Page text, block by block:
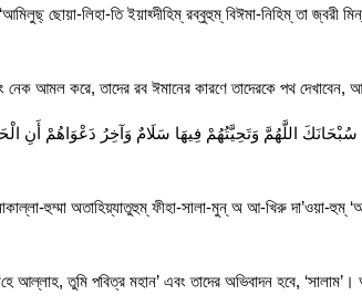
ছোয়া-লিহা-তি ইয়াহ্দীহিম্ রব্বুহুম্ বিঈমা-নিহিম্ তা জ্বরী
নেক আমল করে, তাদের রব ঈমানের কারণে তাদেরকে পথ দেখাবেন,
اللَّهُمَّ وَتَحِيَّتُهُمْ فِيهَا سَلَامٌ وَآخِرُ دَعْوَاهُمْ أَنِ الْحَمْدُ
হুম্মা অতাহিয়্যাতুহুম্ ফীহা-সালা-মুন্ অ আ-খিরু দা’ওয়া-হুম্
আল্লাহ, তুমি পবিত্র মহান’ এবং তাদের অভিবাদন হবে,